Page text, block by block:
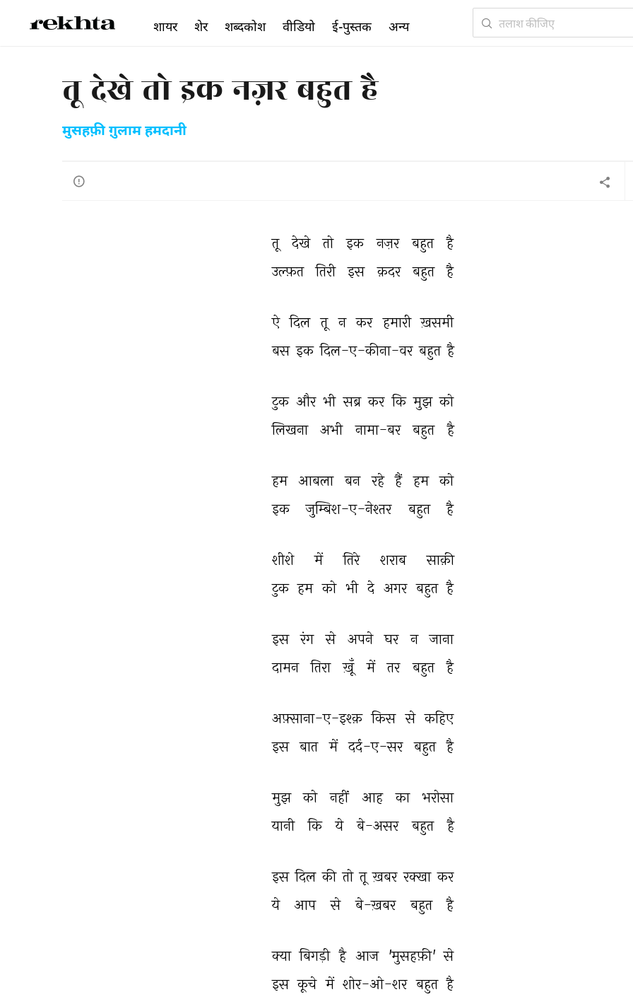
तू देखे तो इक नज़र बहुत है
मुसहफ़ी ग़ुलाम हमदानी
तू देखे तो इक नज़र बहुत
है
उल्फ़त
तिरी इस क़दर बहुत है
ऐ दिल तू न कर हमारी ख़समी
बस इक दिल-ए-कीना-वर बहुत है
टुक और भी सब्र कर कि मुझ को
लिखना
अभी नामा-बर बहुत है
हम आबला बन रहे हैं हम को
इक
जुम्बिश-ए-नेश्तर बहुत है
शीशे में तिरे शराब
साक़ी
टुक हम को भी दे अगर बहुत है
इस रंग से अपने घर न
जाना
दामन
तिरा ख़ूँ में तर बहुत है
अफ़्साना-ए-इश्क़ किस से कहिए
इस बात में दर्द-ए-सर बहुत है
मुझ को नहीं आह का
भरोसा
यानी
कि ये बे-असर बहुत है
इस दिल की तो तू ख़बर रक्खा कर
ये
आप से बे-ख़बर बहुत है
क्या बिगड़ी है आज 'मुसहफ़ी' से
इस कूचे में शोर-ओ-शर बहुत है
शायर शेर शब्दकोश वीडियो ई-पुस्तक अन्य